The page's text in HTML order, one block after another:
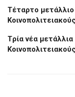
Τέταρτο
Tρία νέα